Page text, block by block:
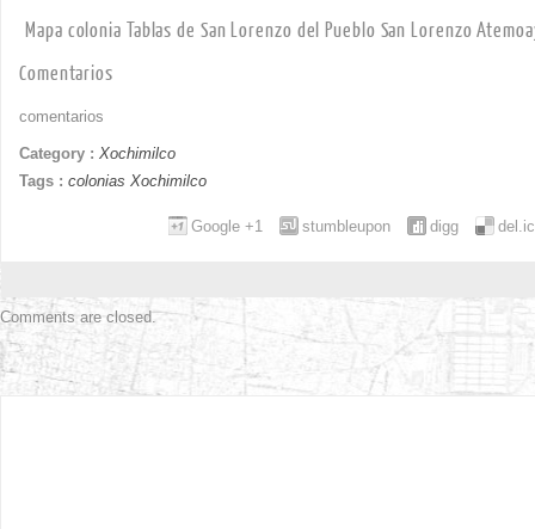
Mapa colonia Tablas de San Lorenzo del Pueblo San Lorenzo
Comentarios
comentarios
Category : Xochimilco
Tags : colonias Xochimilco
digg
stumbleupon
Google +1
Comments are closed.